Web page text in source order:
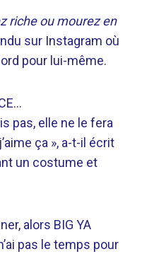
riche ou mourez en
sur Instagram où
pour lui-même.
pas, elle ne le fera
ça », a-t-il écrit
un costume et
alors BIG YA
pas le temps pour